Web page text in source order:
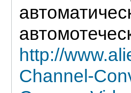
http://
Channel-